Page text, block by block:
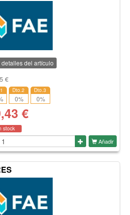
detalles del artículo
€
Dto.2
0%
Dto.3
0%
€
stock
Añadir